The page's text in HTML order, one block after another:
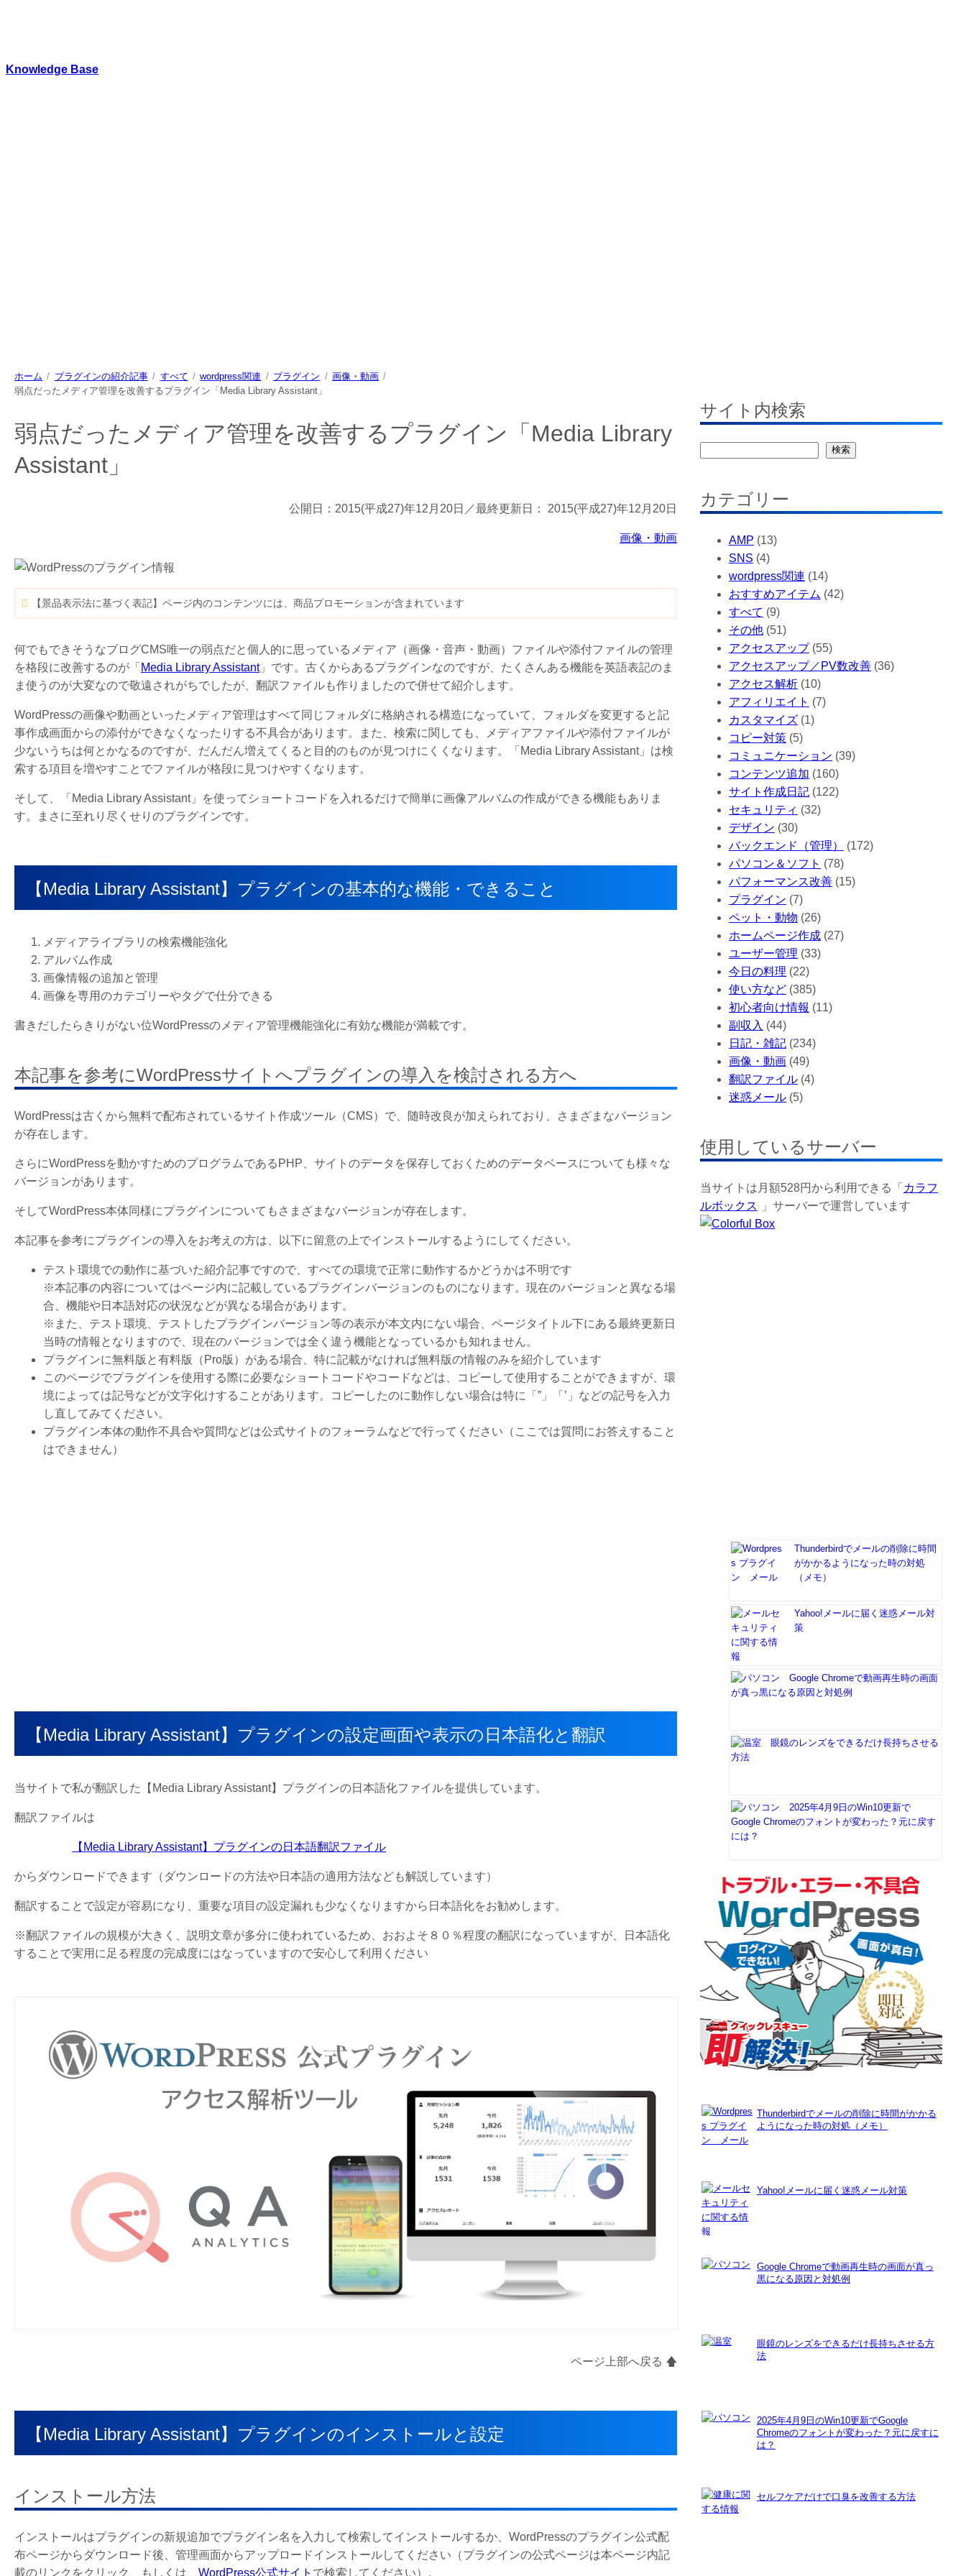
スKnowledge Base
ホーム プラグインの紹介記事 すべて wordpress関連 プラグイン
画像・動画
弱点だったメディア管理を改善するプラグイン「Media Library Assistant」
弱点だったメディア管理を改善するプラグイン「Media Library
Assistant」
公開日： 2015(平成27)年12月20日 ／最終更新日： 2015(平成27)年12月20日
画像・動画
【景品表示法に基づく表記】ページ内のコンテンツには、商品プロモーションが含まれています
何でもできそうなブログCMS唯一の弱点だと個人的に思っているメディア（画像・音声・動画）ファイルや添付ファイルの管理
を格段に改善するのが「 Media Library Assistant」です。古くからあるプラグインなのですが、たくさんある機能を英語表記のま
ま使うのが大変なので敬遠されがちでしたが、翻訳ファイルも作りましたので併せて紹介します。
WordPressの画像や動画といったメディア管理はすべて同じフォルダに格納される構造になっていて、フォルダを変更すると記
事作成画面からの添付ができなくなったりする不具合があります。また、検索に関しても、メディアファイルや添付ファイルが
少ないうちは何とかなるのですが、だんだん増えてくると目的のものが見つけにくくなります。「Media Library Assistant」は検
索する項目を増やすことでファイルが格段に見つけやすくなります。
そして、「Media Library Assistant」を使ってショートコードを入れるだけで簡単に画像アルバムの作成ができる機能もありま
す。まさに至れり尽くせりのプラグインです。
【Media Library Assistant】プラグインの基本的な機能・できること
メディアライブラリの検索機能強化
アルバム作成
画像情報の追加と管理
画像を専用のカテゴリーやタグで仕分できる
書きだしたらきりがない位WordPressのメディア管理機能強化に有効な機能が満載です。
本記事を参考にWordPressサイトへプラグインの導入を検討される方へ
WordPressは古くから無料で配布されているサイト作成ツール（CMS）で、随時改良が加えられており、さまざまなバージョン
が存在します。
さらにWordPressを動かすためのプログラムであるPHP、サイトのデータを保存しておくためのデータベースについても様々な
バージョンがあります。
そしてWordPress本体同様にプラグインについてもさまざまなバージョンが存在します。
本記事を参考にプラグインの導入をお考えの方は、以下に留意の上でインストールするようにしてください。
テスト環境での動作に基づいた紹介記事ですので、すべての環境で正常に動作するかどうかは不明です
※本記事の内容についてはページ内に記載しているプラグインバージョンのものになります。現在のバージョンと異なる場
合、機能や日本語対応の状況などが異なる場合があります。
※また、テスト環境、テストしたプラグインバージョン等の表示が本文内にない場合、ページタイトル下にある最終更新日
当時の情報となりますので、現在のバージョンでは全く違う機能となっているかも知れません。
プラグインに無料版と有料版（Pro版）がある場合、特に記載がなければ無料版の情報のみを紹介しています
このページでプラグインを使用する際に必要なショートコードやコードなどは、コピーして使用することができますが、環
境によっては記号などが文字化けすることがあります。コピーしたのに動作しない場合は特に「”」「’」などの記号を入力
し直してみてください。
プラグイン本体の動作不具合や質問などは公式サイトのフォーラムなどで行ってください（ここでは質問にお答えすること
はできません）
【Media Library Assistant】プラグインの設定画面や表示の日本語化と翻訳
当サイトで私が翻訳した【Media Library Assistant】プラグインの日本語化ファイルを提供しています。
翻訳ファイルは
【Media Library Assistant】プラグインの日本語翻訳ファイル
からダウンロードできます（ダウンロードの方法や日本語の適用方法なども解説しています）
翻訳することで設定が容易になり、重要な項目の設定漏れも少なくなりますから日本語化をお勧めします。
※翻訳ファイルの規模が大きく、説明文章が多分に使われているため、おおよそ８０％程度の翻訳になっていますが、日本語化
することで実用に足る程度の完成度にはなっていますので安心して利用ください
ページ上部へ戻る 🡅
【Media Library Assistant】プラグインのインストールと設定
インストール方法
インストールはプラグインの新規追加でプラグイン名を入力して検索してインストールするか、WordPressのプラグイン公式配
布ページからダウンロード後、管理画面からアップロードインストールしてください（プラグインの公式ページは本ページ内記
載のリンクをクリック、もしくは、 WordPress公式サイト で検索してください）。
サイト内検索
検索
カテゴリー
AMP (13)
SNS (4)
wordpress関連 (14)
おすすめアイテム (42)
すべて (9)
その他(51)
アクセスアップ(55)
アクセスアップ／PV数改善(36)
アクセス解析(10)
アフィリエイト (7)
カスタマイズ(1)
コピー対策(5)
コミュニケーション (39)
コンテンツ追加 (160)
サイト作成日記(122)
セキュリティ (32)
デザイン (30)
バックエンド（管理）
(172)
パソコン＆ソフト (78)
パフォーマンス改善(15)
プラグイン (7)
ペット・動物 (26)
ホームページ作成(27)
ユーザー管理 (33)
今日の料理 (22)
使い方など(385)
初心者向け情報 (11)
副収入 (44)
日記・雑記(234)
画像・動画(49)
翻訳ファイル(4)
迷惑メール(5)
使用しているサーバー
当サイトは月額528円から利用できる「 カラフ
ルボックス
」サーバーで運営しています
Thunderbirdでメールの削除に時間
がかかるようになった時の対処
（メモ）
Yahoo!メールに届く迷惑メール対
策
Google Chromeで動画再生時の画面
が真っ黒になる原因と対処例
眼鏡のレンズをできるだけ長持ちさせる
方法
2025年4月9日のWin10更新で
Google Chromeのフォントが変わった？元に戻す
には？
Thunderbirdでメールの削除に時間がかかる
ようになった時の対処（メモ）
Yahoo!メールに届く迷惑メール対策
Google Chromeで動画再生時の画面が真っ
黒になる原因と対処例
眼鏡のレンズをできるだけ長持ちさせる方
法
2025年4月9日のWin10更新でGoogle
Chromeのフォントが変わった？元に戻すに
は？
セルフケアだけで口臭を改善する方法